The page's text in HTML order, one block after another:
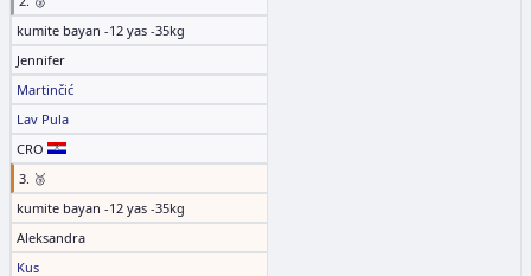
kumite bayan -12 yas -35kg
Jennifer
Martinčić
Lav Pula
CRO
3. 🥉
kumite bayan -12 yas -35kg
Aleksandra
Kus